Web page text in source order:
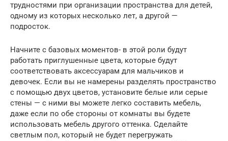
трудностями при организации пространства для детей,
одному из которых несколько лет, а другой —
подросток.
Начните с базовых моментов- в этой роли будут
работать приглушенные цвета, которые будут
соответствовать аксессуарам для мальчиков и
девочек. Если вы не намерены разделять пространство
с помощью двух цветов, установите белые или серые
стены — с ними вы можете легко составить мебель,
даже если по обе стороны от комнаты вы будете
использовать мебель другого оттенка. Сделайте
светлым пол, который не будет перегружать